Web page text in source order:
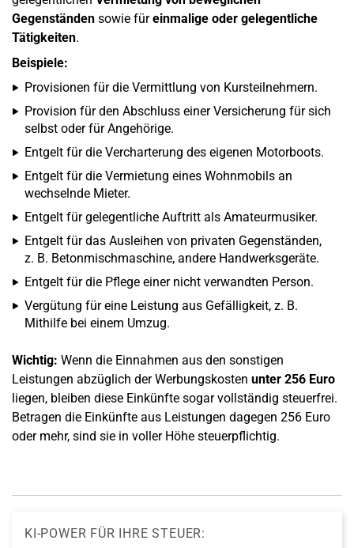
Gegenständen sowie füreinmalige oder gelegentliche
Tätigkeiten.
Beispiele:
Provisionen für die Vermittlung von Kursteilnehmern.
Provision für den Abschluss einer Versicherung für sich
selbst oder für Angehörige.
Entgelt für die Vercharterung des eigenen Motorboots.
Entgelt für die Vermietung eines Wohnmobils an
wechselnde Mieter.
Entgelt für gelegentliche Auftritt als Amateurmusiker.
Entgelt für das Ausleihen von privaten Gegenständen,
z. B. Betonmischmaschine, andere Handwerksgeräte.
Entgelt für die Pflege einer nicht verwandten Person.
Vergütung für eine Leistung aus Gefälligkeit, z. B.
Mithilfe bei einem Umzug.
Wichtig: Wenn die Einnahmen aus den sonstigen
Leistungen abzüglich der Werbungskosten unter 256 Euro
liegen, bleiben diese Einkünfte sogar vollständig steuerfrei.
Betragen die Einkünfte aus Leistungen dagegen 256 Euro
oder mehr, sind sie in voller Höhe steuerpflichtig.
KI-POWER FÜR IHRE STEUER: